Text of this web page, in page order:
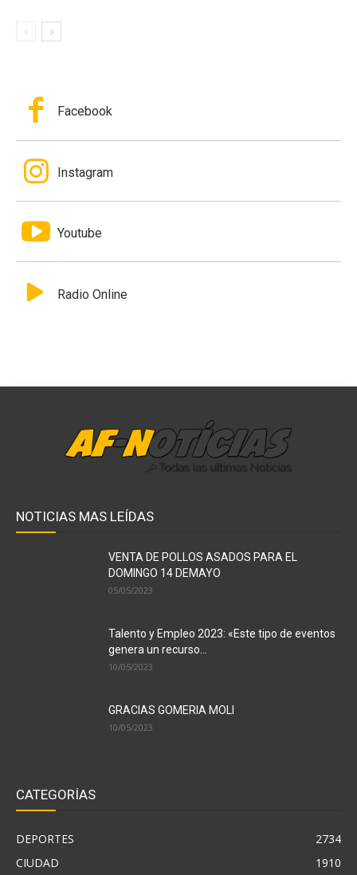
Facebook
Instagram
Youtube
Radio Online
NOTICIAS MAS LEÍDAS
VENTA DE POLLOS ASADOS PARA EL
DOMINGO 14 DEMAYO
05/05/2023
Talento y Empleo 2023: «Este tipo de eventos
genera un recurso...
10/05/2023
GRACIAS GOMERIA MOLI
10/05/2023
CATEGORÍAS
DEPORTES
2734
CIUDAD
1910